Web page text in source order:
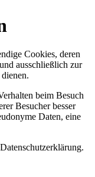
Cookies, deren
ausschließlich zur
beim Besuch
Besucher besser
Daten, eine